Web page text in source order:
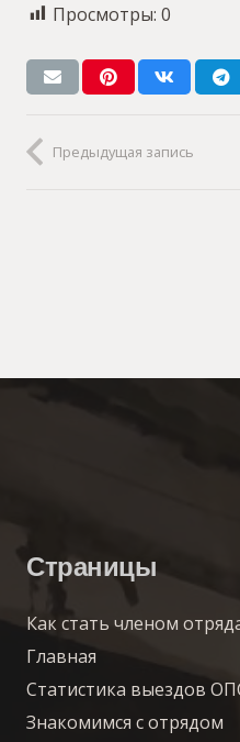
Просмотры: 0
Предыдущая запись
Страницы
Как стать членом
Главная
Статистика выездов
Знакомимся с отрядом